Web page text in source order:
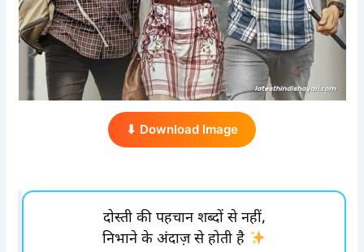
⬇ Download Image
दोस्ती की पहचान शब्दों से नहीं,
निभाने के अंदाज़ से होती है